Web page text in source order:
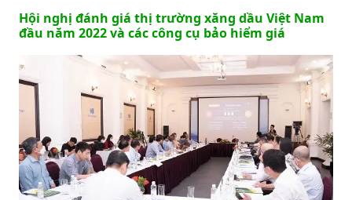
Hội nghị đánh giá thị trường xăng dầu Việt Nam
đầu năm 2022 và các công cụ bảo hiểm giá